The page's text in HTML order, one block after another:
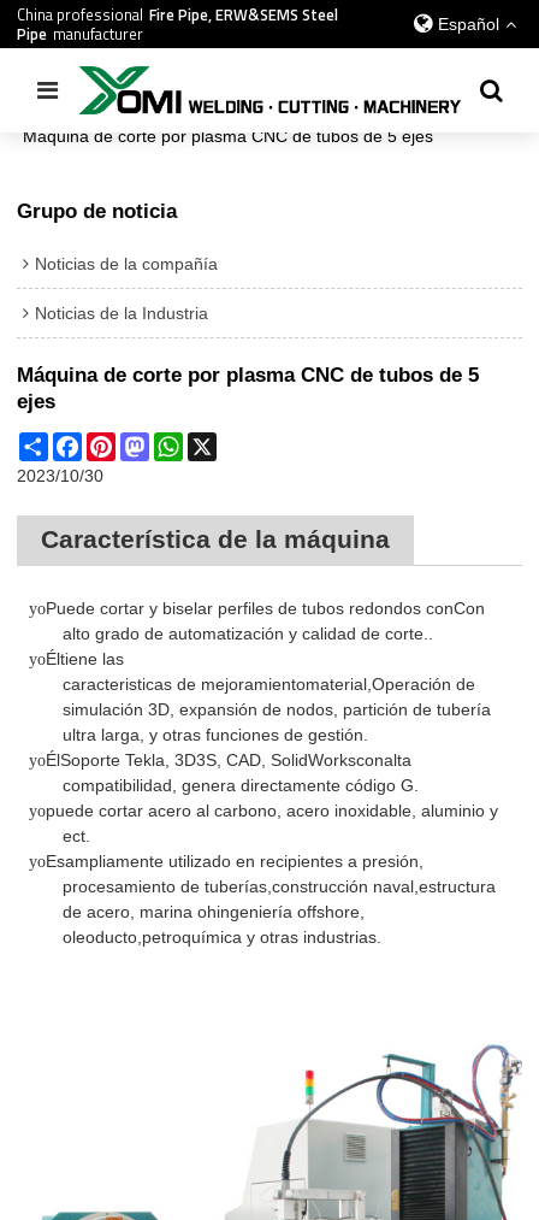
China professional Fire Pipe, ERW&SEMS Steel
Pipe manufacturer Español
todos / Noticias de la Industria /
Máquina de corte por plasma CNC de tubos de 5 ejes
Grupo de noticia
Noticias de la compañía
Noticias de la Industria
Máquina de corte por plasma CNC de tubos de 5
ejes
ShareFacebook
PinterestMastodonWhatsApp
2023/10/30
Característica de la máquina
yoPuede cortar y biselar perfiles de tubos redondos conCon
alto grado de automatización y calidad de corte.
yoÉltiene las
caracteristicas de mejoramientomaterial ,Operación de
simulación 3D, expansión de nodos, partición de tubería
ultra larga, y otras funciones de gestión.
yoÉlSoporte Tekla, 3D3S, CAD, SolidWorksconalta
compatibilidad, genera directamente código G
yopuede cortar acero al carbono, acero inoxidable , aluminio y
ect.
yoEsampliamente utilizado en recipientes a presión,
procesamiento de tuberías ,construcción naval ,estructura
de acero, marina ohingeniería offshore,
oleoducto petroquímica y otras industrias.